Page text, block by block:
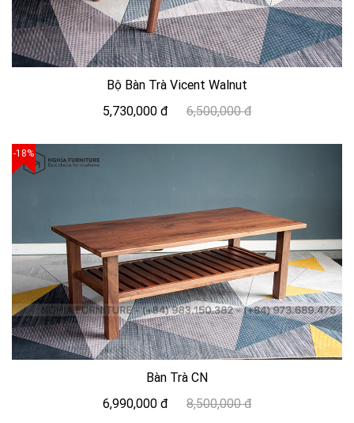
Bộ Bàn Trà Vicent Walnut
5,730,000 đ
6,500,000 đ
-18%
Bàn Trà CN
6,990,000 đ
8,500,000 đ